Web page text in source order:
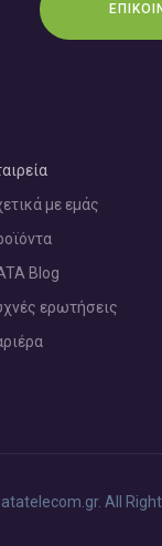
με εμάς
Blog
ερωτήσεις
All